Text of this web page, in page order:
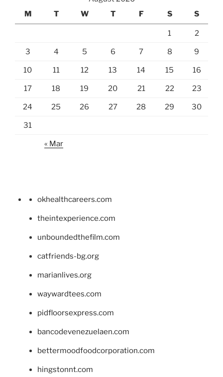
M
T W T F S S
1 2
3 4 5 6 7 8 9
10 11 12 13 14 15 16
17 18 19 20 21 22 23
24 25 26 27 28 29 30
31
« Mar
okhealthcareers.com
theintexperience.com
unboundedthefilm.com
catfriends-bg.org
marianlives.org
waywardtees.com
pidfloorsexpress.com
bancodevenezuelaen.com
bettermoodfoodcorporation.com
hingstonnt.com